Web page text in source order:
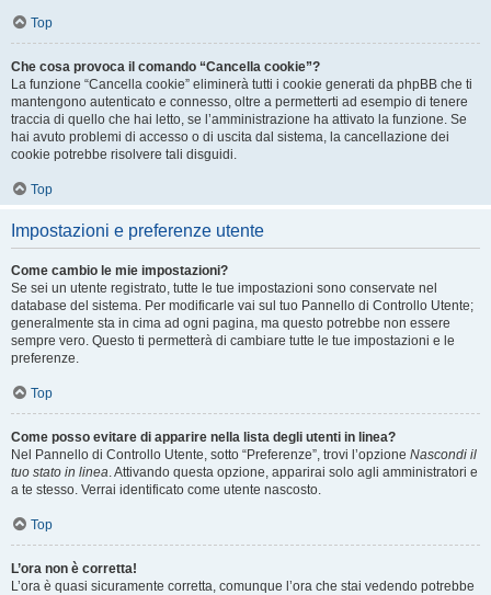
Top
Che cosa provoca il comando “Cancella cookie”?
La funzione “Cancella cookie” eliminerà tutti i cookie generati da phpBB che ti
mantengono autenticato e connesso, oltre a permetterti ad esempio di tenere
traccia di quello che hai letto, se l’amministrazione ha attivato la funzione. Se
hai avuto problemi di accesso o di uscita dal sistema, la cancellazione dei
cookie potrebbe risolvere tali disguidi.
Top
Impostazioni e preferenze utente
Come cambio le mie impostazioni?
Se sei un utente registrato, tutte le tue impostazioni sono conservate nel
database del sistema. Per modificarle vai sul tuo Pannello di Controllo Utente;
generalmente sta in cima ad ogni pagina, ma questo potrebbe non essere
sempre vero. Questo ti permetterà di cambiare tutte le tue impostazioni e le
preferenze.
Top
Come posso evitare di apparire nella lista degli utenti in linea?
Nel Pannello di Controllo Utente, sotto “Preferenze”, trovi l’opzione Nascondi il
tuo stato in linea. Attivando questa opzione, apparirai solo agli amministratori e
a te stesso. Verrai identificato come utente nascosto.
Top
L’ora non è corretta!
L’ora è quasi sicuramente corretta, comunque l’ora che stai vedendo potrebbe